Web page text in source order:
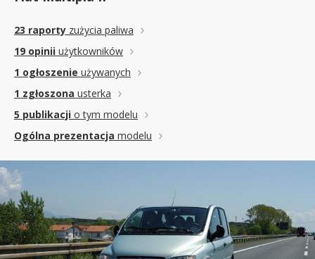
23 raporty zużycia paliwa
19 opinii użytkowników
1 ogłoszenie używanych
1 zgłoszona usterka
5 publikacji o tym modelu
Ogólna prezentacja modelu